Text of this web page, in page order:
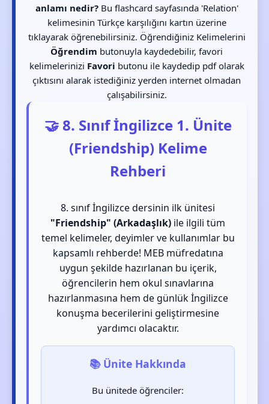
anlamı nedir?Bu flashcard sayfasında 'Relation'
kelimesinin Türkçe karşılığını kartın üzerine
tıklayarak öğrenebilirsiniz. Öğrendiğiniz Kelimelerini
Öğrendim butonuyla kaydedebilir, favori
kelimelerinizi Favori butonu ile kaydedip pdf olarak
çıktısını alarak istediğiniz yerden internet olmadan
çalışabilirsiniz.
🤝 8. Sınıf İngilizce 1. Ünite
(Friendship) Kelime
Rehberi
8. sınıf İngilizce dersinin ilk ünitesi
"Friendship" (Arkadaşlık) ile ilgili tüm
temel kelimeler, deyimler ve kullanımlar bu
kapsamlı rehberde! MEB müfredatına
uygun şekilde hazırlanan bu içerik,
öğrencilerin hem okul sınavlarına
hazırlanmasına hem de günlük İngilizce
konuşma becerilerini geliştirmesine
yardımcı olacaktır.
📚 Ünite Hakkında
Bu ünitede öğrenciler: